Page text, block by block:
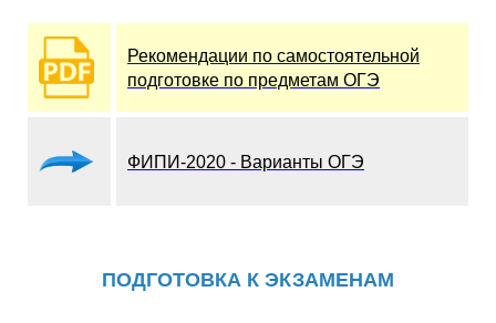
Рекомендации по самостоятельной
подготовке по предметам ОГЭ
ФИПИ-2020 - Варианты ОГЭ
ПОДГОТОВКА К ЭКЗАМЕНАМ